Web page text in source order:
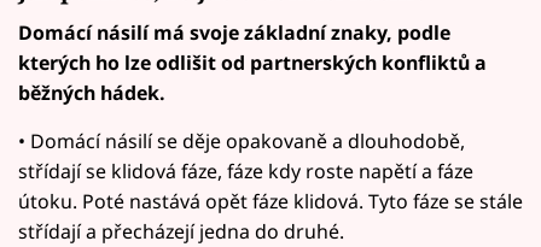
Domácí násilí má svoje základní znaky, podle
kterých ho lze odlišit od partnerských konfliktů a
běžných hádek.
• Domácí násilí se děje opakovaně a dlouhodobě,
střídají se klidová fáze, fáze kdy roste napětí a fáze
útoku. Poté nastává opět fáze klidová. Tyto fáze se stále
střídají a přecházejí jedna do druhé.